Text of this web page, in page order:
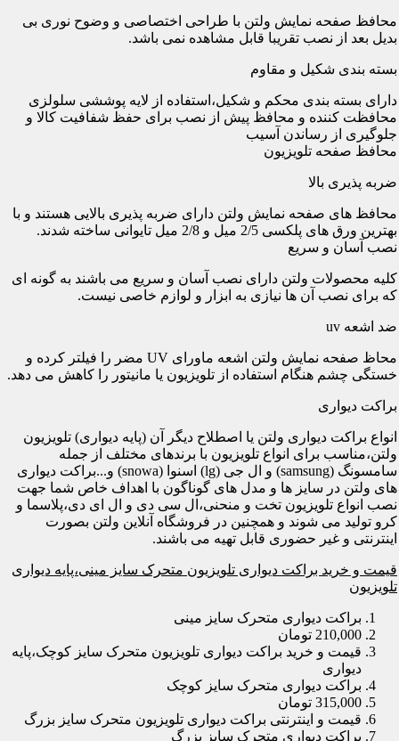
محافظ صفحه نمایش ولتن با طراحی اختصاصی و وضوح نوری بی
بدیل بعد از نصب تقریبا قابل مشاهده نمی باشد.
بسته بندی شکیل و مقاوم
دارای بسته بندی محکم و شکیل،استفاده از لایه پوششی سلولزی
محافظت کننده و محافظ پیش از نصب برای حفظ شفافیت کالا و
جلوگیری از رساندن آسیب
محافظ صفحه تلویزیون
ضربه پذیری بالا
محافظ های صفحه نمایش ولتن دارای ضربه پذیری بالایی هستند و با
بهترین ورق های پلکسی 2/5 میل و 2/8 میل تایوانی ساخته شدند.
نصب آسان و سریع
کلیه محصولات ولتن دارای نصب آسان و سریع می باشند به گونه ای
که برای نصب آن ها نیازی به ابزار و لوازم خاصی نیست.
ضد اشعه uv
محاظ صفحه نمایش ولتن اشعه ماورای UV مضر را فیلتر کرده و
خستگی چشم هنگام استفاده از تلویزیون یا مانیتور را کاهش می دهد.
براکت دیواری
انواع براکت دیواری ولتن یا اصطلاح دیگر آن (پایه دیواری) تلویزیون
ولتن،مناسب برای انواع تلویزیون با برندهای مختلف از جمله
سامسونگ (samsung) و ال جی (lg) اسنوا (snowa) و...براکت دیواری
های ولتن در سایز ها و مدل های گوناگون با اهداف خاص شما جهت
نصب انواع تلویزیون تخت و منحنی،ال سی دی و ال ای دی،پلاسما و
کرو تولید می شوند و همچنین در فروشگاه آنلاین ولتن بصورت
اینترنتی و غیر حضوری قابل تهیه می باشند.
قیمت و خرید براکت دیواری تلویزیون متحرک سایز مینی،پایه دیواری
تلویزیون
براکت دیواری متحرک سایز مینی
210,000 تومان
قیمت و خرید براکت دیواری تلویزیون متحرک سایز کوچک،پایه
دیواری
براکت دیواری متحرک سایز کوچک
315,000 تومان
قیمت و اینترنتی براکت دیواری تلویزیون متحرک سایز بزرگ
براکت دیواری متحرک سایز بزرگ